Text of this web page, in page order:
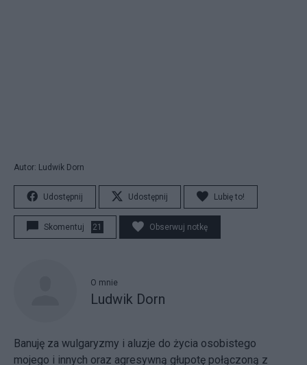
Autor: Ludwik Dorn
Udostępnij Udostępnij Lubię to!
Skomentuj 21 Obserwuj notkę
O mnie
Ludwik Dorn
Banuję za wulgaryzmy i aluzje do życia osobistego
mojego i innych oraz agresywną głupotę połączoną z